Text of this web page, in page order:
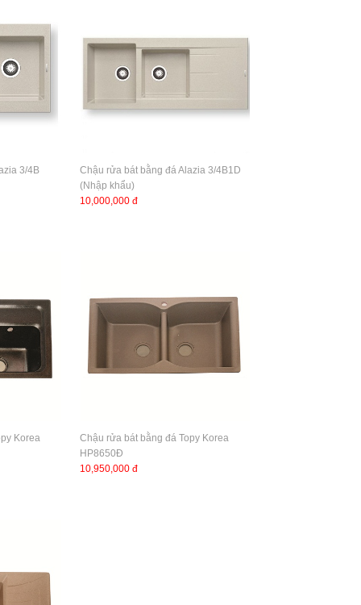
3/4B
Chậu rửa bát bằng đá Alazia 3/4B1D
(Nhập khẩu)
10,000,000 đ
Korea
Chậu rửa bát bằng đá Topy Korea
HP8650Đ
10,950,000 đ